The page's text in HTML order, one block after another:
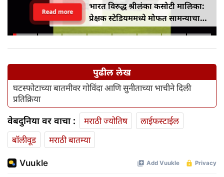
भारत विरुद्ध श्रीलंका कसोटी मालिका:
प्रेक्षक स्टेडियममध्ये मोफत सामन्याचा
आनंद घेऊ शकतात
Read more
पुढील लेख
घटस्फोटाच्या बातमीवर गोविंदा आणि सुनीताच्या भाचीने दिली
प्रतिक्रिया
वेबदुनिया वर वाचा : मराठी ज्योतिष
लाईफस्टाईल
बॉलीवूड
मराठी बातम्या